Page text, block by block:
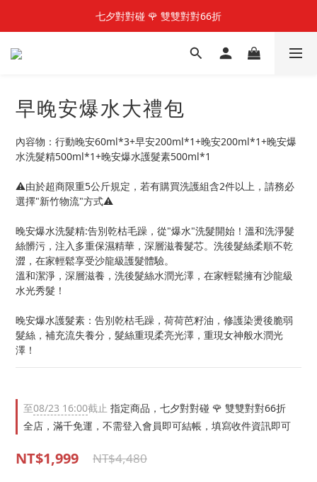
快加入LINE@好友  享100元優惠金
七夕對對碰 🌹 雙雙對對66折
快加入LINE@好友  享100元優惠金
早晚安爆水大禮包
內容物：行動晚安60ml*3+早安200ml*1+晚安200ml*1+晚安爆
水洗髮精500ml*1+晚安爆水護髮素500ml*1
⚠️由於超商限重5公斤規定，若有購買洗護組含2件以上，請務必
選擇"新竹物流"方式⚠️
晚安爆水洗髮精:告別乾枯毛躁，從"爆水"洗髮開始！溫和洗淨髮
絲髒污，注入多重保濕精華，深層滋養髮芯。洗後髮絲柔順不乾
澀，在家輕鬆享受沙龍級護髮體驗。
溫和潔淨，深層滋養，洗後髮絲水潤光澤，在家輕鬆擁有沙龍級
水光秀髮！
晚安爆水護髮素：告別乾枯毛躁，荷荷芭籽油，修護染燙後脆弱
髮絲，補充流失養分，髮絲重現柔亮光澤，重現女神般水潤光
澤！
至08/23 16:00截止 指定商品，七夕對對碰 🌹 雙雙對對66折
全店，滿千免運，不需登入會員即可結帳，填寫收件資訊即可
NT$1,999 NT$4,480